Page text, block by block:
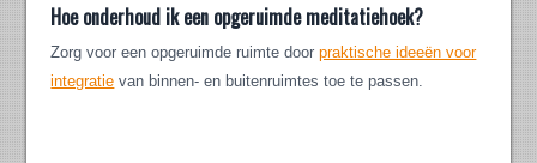
Hoe onderhoud ik een opgeruimde meditatiehoek?
Zorg voor een opgeruimde ruimte doorpraktische ideeën voor
integratie van binnen- en buitenruimtes toe te passen.